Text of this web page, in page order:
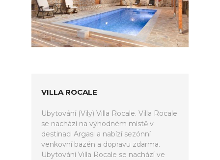
VILLA ROCALE
Ubytování (Vily) Villa Rocale. Villa Rocale
se nachází na výhodném místě v
destinaci Argasi a nabízí sezónní
venkovní bazén a dopravu zdarma.
Ubytování Villa Rocale se nachází ve